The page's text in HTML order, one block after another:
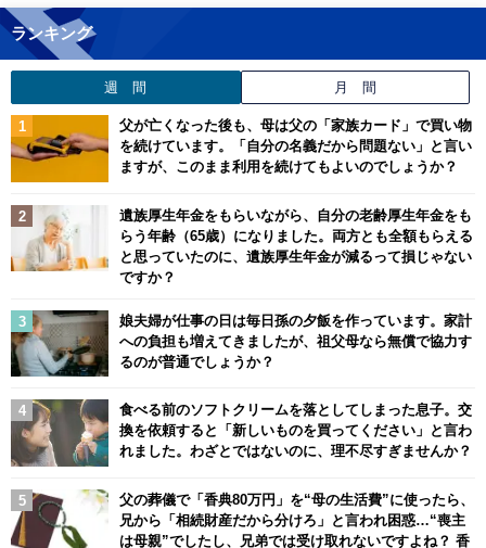
ランキング
週 間 月 間
父が亡くなった後も、母は父の「家族カード」で買い物
を続けています。「自分の名義だから問題ない」と言い
ますが、このまま利用を続けてもよいのでしょうか？
遺族厚生年金をもらいながら、自分の老齢厚生年金をも
らう年齢（65歳）になりました。両方とも全額もらえる
と思っていたのに、遺族厚生年金が減るって損じゃない
ですか？
娘夫婦が仕事の日は毎日孫の夕飯を作っています。家計
への負担も増えてきましたが、祖父母なら無償で協力す
るのが普通でしょうか？
食べる前のソフトクリームを落としてしまった息子。交
換を依頼すると「新しいものを買ってください」と言わ
れました。わざとではないのに、理不尽すぎませんか？
父の葬儀で「香典80万円」を“母の生活費”に使ったら、
兄から「相続財産だから分けろ」と言われ困惑…“喪主
は母親”でしたし、兄弟では受け取れないですよね？ 香